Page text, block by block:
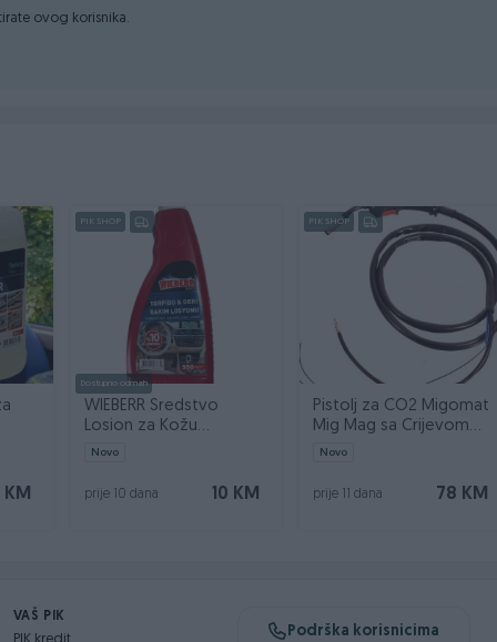
ovog korisnika.
5l
PIK SHOP
Dostupno odmah
WIEBERR Sredstvo
Losion za Kožu
Instrument Tablu 550ml
Novo
10 KM
prije 10 dana
PIK SHOP
Pistolj za CO2 Migomat
Mig Mag sa Crijevom
2,5m MK14 TW14
Novo
78 KM
prije 11 dana
VAŠ PIK
Podrška korisnicima